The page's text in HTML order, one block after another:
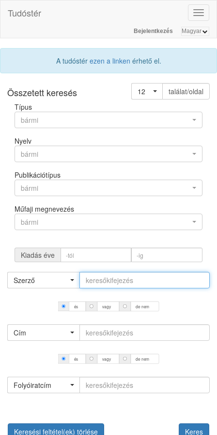
Tudóstér
Bejelentkezés
A tudóstér ezen a linken érhető el.
Összetett keresés 12
találat/oldal
Típus
bármi
Nyelv
bármi
Publikációtípus
bármi
Műfaji megnevezés
bármi
Kiadás éve
Szerző
és vagy de nem
Cím
és vagy de nem
Folyóiratcím
Keresési feltétel(ek) törlése